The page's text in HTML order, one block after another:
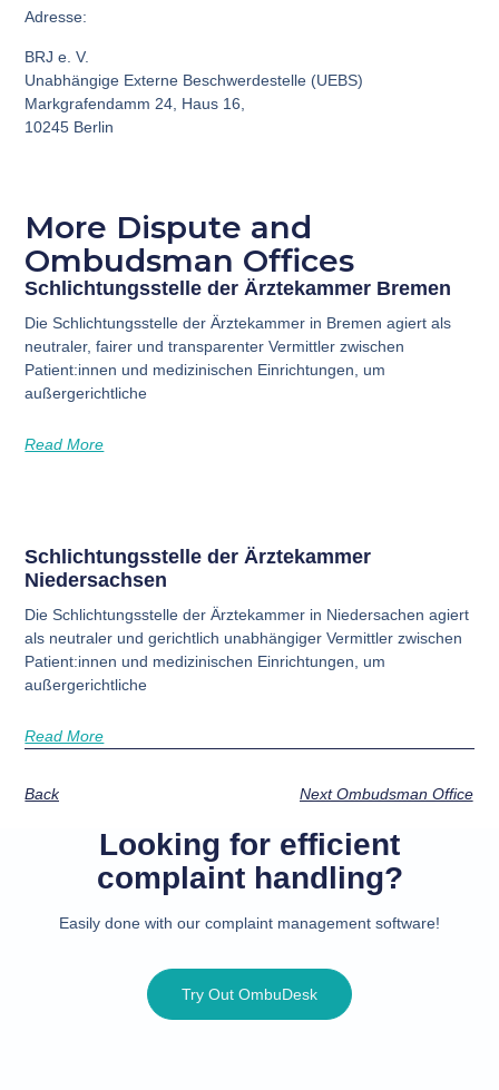
Adresse:
BRJ e. V.
Unabhängige Externe Beschwerdestelle (UEBS)
Markgrafendamm 24, Haus 16,
10245 Berlin
More Dispute and
Ombudsman Offices
Schlichtungsstelle der Ärztekammer Bremen
Die Schlichtungsstelle der Ärztekammer in Bremen agiert als
neutraler, fairer und transparenter Vermittler zwischen
Patient:innen und medizinischen Einrichtungen, um
außergerichtliche
Read More
Schlichtungsstelle der Ärztekammer
Niedersachsen
Die Schlichtungsstelle der Ärztekammer in Niedersachen agiert
als neutraler und gerichtlich unabhängiger Vermittler zwischen
Patient:innen und medizinischen Einrichtungen, um
außergerichtliche
Read More
Back Next Ombudsman Office
Looking for efficient
complaint handling?
Easily done with our complaint management software!
Try Out OmbuDesk